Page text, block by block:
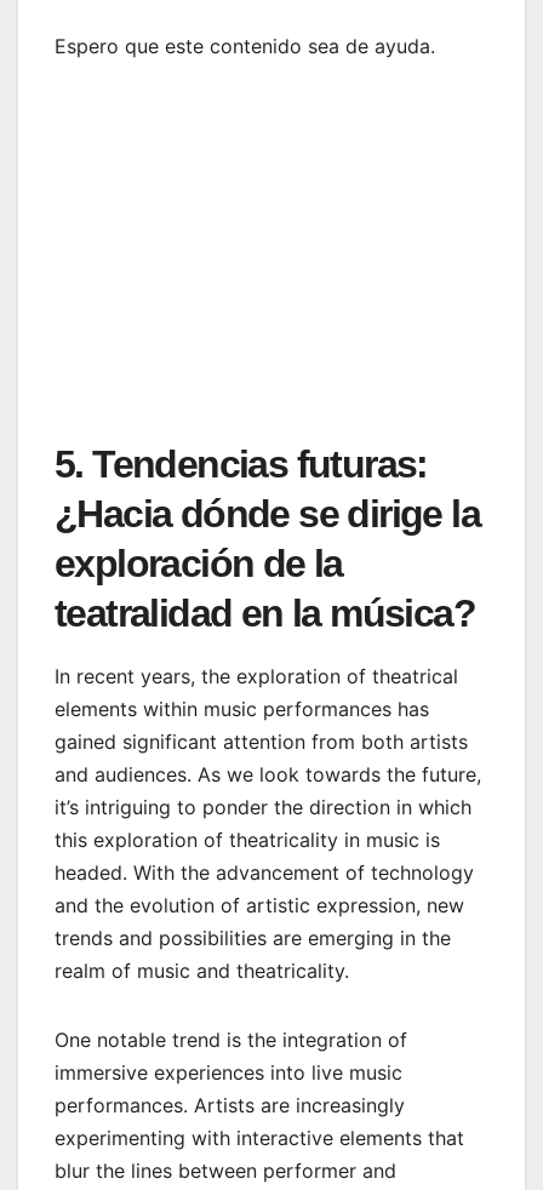
Espero que este contenido sea de ayuda.
5. Tendencias futuras:
¿Hacia dónde se dirige la
exploración de la
teatralidad en la música?
In recent years, the exploration of theatrical
elements within music performances has
gained significant attention from both artists
and audiences. As we look towards the future,
it’s intriguing to ponder the direction in which
this exploration of theatricality in music is
headed. With the advancement of technology
and the evolution of artistic expression, new
trends and possibilities are emerging in the
realm of music and theatricality.
One notable trend is the integration of
immersive experiences into live music
performances. Artists are increasingly
experimenting with interactive elements that
blur the lines between performer and